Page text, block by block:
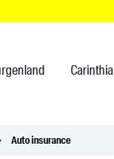
Carinthia
Auto insurance